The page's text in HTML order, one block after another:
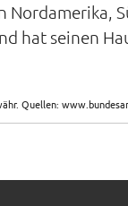
Nordamerika,
hat seinen
Quellen: